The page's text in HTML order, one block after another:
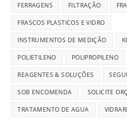
FERRAGENS FILTRAÇÃO
FRASCOS PLASTICOS E VIDRO
INSTRUMENTOS DE MEDIÇÃO
POLIETILENO POLIPROPILENO
REAGENTES & SOLUÇÕES
SOB ENCOMENDA SOLICITE
TRATAMENTO DE AGUA